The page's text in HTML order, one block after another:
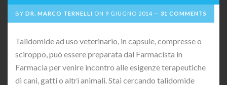
BY DR. MARCO TERNELLI ON 9 GIUGNO 2014 31 COMMENTS
Talidomide ad uso veterinario, in capsule, compresse o
sciroppo, può essere preparata dal Farmacista in
Farmacia per venire incontro alle esigenze terapeutiche
di cani, gatti o altri animali. Stai cercando talidomide